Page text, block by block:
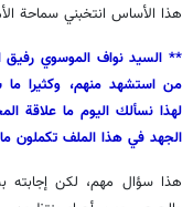
هذا الأساس انتخبني سماحة
** السيد نواف الموسوي رفيق
من استشهد منهم، وكثيرا ما
لهذا نسألك اليوم ما علاقة
الجهد في هذا الملف تكملون ما
هذا سؤال مهم، لكن إجابته